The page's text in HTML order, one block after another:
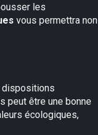
les
vous permettra non
dispositions
peut être une bonne
écologiques,